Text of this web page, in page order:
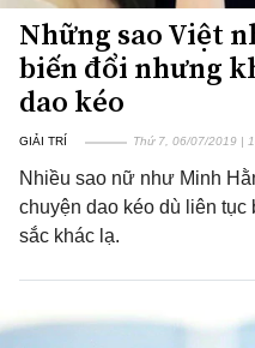
Những sao Việt
biến đổi nhưng
dao kéo
GIẢI TRÍ Thứ 7, 06/07/2019 |
Nhiều sao nữ như Minh
chuyện dao kéo dù liên tục
sắc khác lạ.